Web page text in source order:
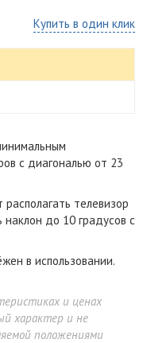
Купить в один клик
с диагональю от 23
телевизор
до 10 градусов с
в использовании.
и ценах
характер и не
положениями